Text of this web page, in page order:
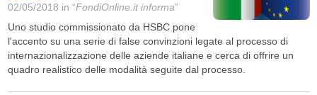
02/05/2018 in “FondiOnline.it informa”
Uno studio commissionato da HSBC pone
l'accento su una serie di false convinzioni legate al processo di
internazionalizzazione delle aziende italiane e cerca di offrire un
quadro realistico delle modalità seguite dal processo.